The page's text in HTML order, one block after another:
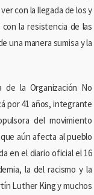
con la llegada de los y
la resistencia de las
una manera sumisa y la
de la Organización No
por 41 años, integrante
del movimiento
aún afecta al pueblo
en el diario oficial el 16
la del racismo y la
Luther King y muchos